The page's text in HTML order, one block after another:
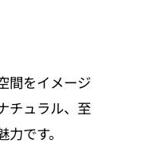
間をイメージ
チュラル、至
です。